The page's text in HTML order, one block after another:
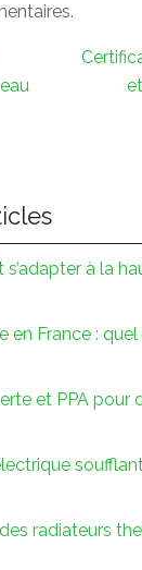
à la
en France :
et PPA pour
radiateurs